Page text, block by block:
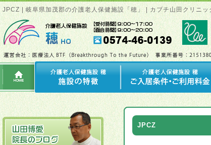
JPCZ | 岐阜県加茂郡の介護老人保健施設「穂」 | カブチ山田クリニ
JPCZ